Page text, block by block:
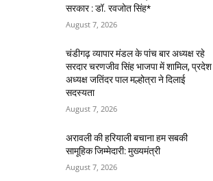
सरकार : डॉ. रवजोत सिंह*
August 7, 2026
चंडीगढ़ व्यापार मंडल के पांच बार अध्यक्ष रहे
सरदार चरणजीव सिंह भाजपा में शामिल, प्रदेश
अध्यक्ष जतिंदर पाल मल्होत्रा ने दिलाई
सदस्यता
August 7, 2026
अरावली की हरियाली बचाना हम सबकी
सामूहिक जिम्मेदारी: मुख्यमंत्री
August 7, 2026